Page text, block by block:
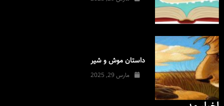
داستان موش و شیر
مارس 29, 2025